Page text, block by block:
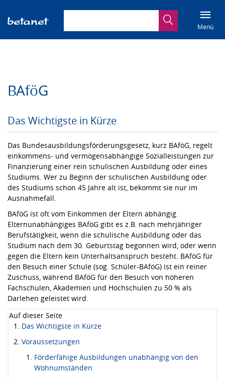
SucheMenü
BAföG
Das Wichtigste in Kürze
Das Bundesausbildungsförderungsgesetz, kurz BAföG, regelt
einkommens- und vermögensabhängige Sozialleistungen zur
Finanzierung einer rein schulischen Ausbildung oder eines
Studiums. Wer zu Beginn der schulischen Ausbildung oder
des Studiums schon 45 Jahre alt ist, bekommt sie nur im
Ausnahmefall.
BAföG ist oft vom Einkommen der Eltern abhängig.
Elternunabhängiges BAföG gibt es z.B. nach mehrjähriger
Berufstätigkeit, wenn die schulische Ausbildung oder das
Studium nach dem 30. Geburtstag begonnen wird, oder wenn
gegen die Eltern kein Unterhaltsanspruch besteht. BAföG für
den Besuch einer Schule (sog. Schüler-BAföG) ist ein reiner
Zuschuss, während BAföG für den Besuch von höheren
Fachschulen, Akademien und Hochschulen zu 50 % als
Darlehen geleistet wird.
Auf dieser Seite
Das Wichtigste in Kürze
Voraussetzungen
Förderfähige Ausbildungen unabhängig von den
Wohnumständen